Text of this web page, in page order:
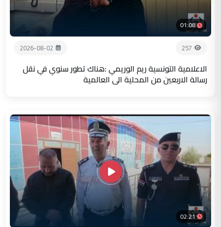
01:08
257
2026-08-02
الاعلامية التونسية ريم الوريمي :هناك تطور سنوي في نقل
رسالة الاربعين من المحلية الى العالمية
02:21